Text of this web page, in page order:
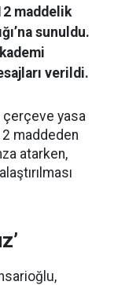
maddelik
sunuldu.
verildi.
çerçeve yasa
maddeden
atarken,